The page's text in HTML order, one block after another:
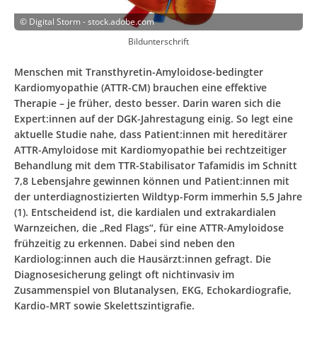
© Digital Storm - stock.adobe.com
Bildunterschrift
Menschen mit Transthyretin-Amyloidose-bedingter
Kardiomyopathie (ATTR-CM) brauchen eine effektive
Therapie – je früher, desto besser. Darin waren sich die
Expert:innen auf der DGK-Jahrestagung einig. So legt eine
aktuelle Studie nahe, dass Patient:innen mit hereditärer
ATTR-Amyloidose mit Kardiomyopathie bei rechtzeitiger
Behandlung mit dem TTR-Stabilisator Tafamidis im Schnitt
7,8 Lebensjahre gewinnen können und Patient:innen mit
der unterdiagnostizierten Wildtyp-Form immerhin 5,5 Jahre
(1). Entscheidend ist, die kardialen und extrakardialen
Warnzeichen, die „Red Flags“, für eine ATTR-Amyloidose
frühzeitig zu erkennen. Dabei sind neben den
Kardiolog:innen auch die Hausärzt:innen gefragt. Die
Diagnosesicherung gelingt oft nichtinvasiv im
Zusammenspiel von Blutanalysen, EKG, Echokardiografie,
Kardio-MRT sowie Skelettszintigrafie.